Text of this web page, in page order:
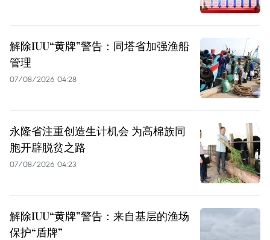
解除IUU“黄牌”警告：同塔省加强渔船
管理
07/08/2026 04:28
永隆省注重创造生计机会 为高棉族同
胞开辟脱贫之路
07/08/2026 04:23
解除IUU“黄牌”警告：来自基层的渔场
保护“盾牌”